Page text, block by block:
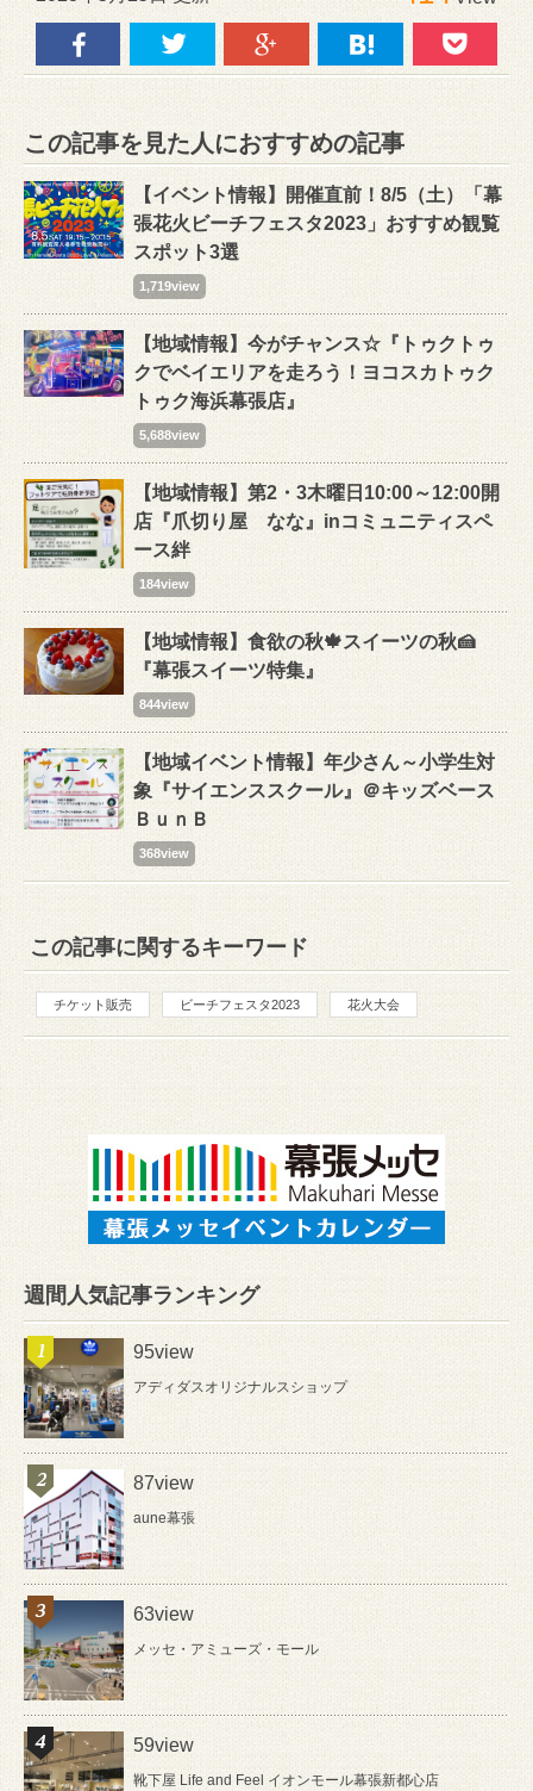
この記事を見た人におすすめの記事
【イベント情報】開催直前！8/5（土）「幕
張花火ビーチフェスタ2023」おすすめ観覧
スポット3選
1,719view
【地域情報】今がチャンス☆『トゥクトゥ
クでベイエリアを走ろう！ヨコスカトゥク
トゥク海浜幕張店』
5,688view
【地域情報】第2・3木曜日10:00～12:00開
店『爪切り屋 なな』inコミュニティスペ
ース絆
184view
【地域情報】食欲の秋🍁スイーツの秋🍰
『幕張スイーツ特集』
844view
【地域イベント情報】年少さん～小学生対
象『サイエンススクール』＠キッズベース
ＢｕｎＢ
368view
この記事に関するキーワード
チケット販売 ビーチフェスタ2023 花火大会
週間人気記事ランキング
95view
アディダスオリジナルスショップ
87view
aune幕張
63view
メッセ・アミューズ・モール
59view
靴下屋 Life and Feel イオンモール幕張新都心店